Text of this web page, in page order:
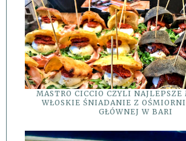
MASTRO CICCIO CZYLI NAJLEPSZE
WŁOSKIE ŚNIADANIE Z
GŁÓWNEJ W BARI